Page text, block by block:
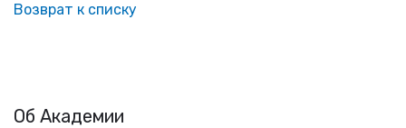
Возврат к списку
Об Академии